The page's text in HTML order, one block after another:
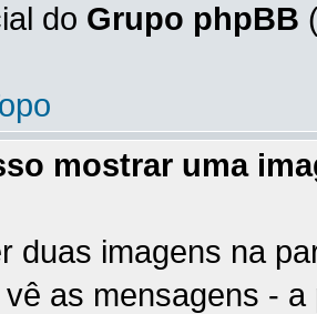
do Grupo phpBB
mostrar uma
duas imagens na
as mensagens -